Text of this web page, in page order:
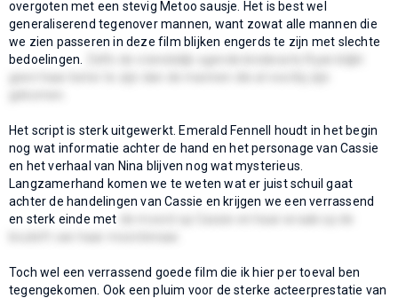
overgoten met een stevig Metoo sausje. Het is best wel
generaliserend tegenover mannen, want zowat alle mannen die
we zien passeren in deze film blijken engerds te zijn met slechte
bedoelingen.
Het script is sterk uitgewerkt. Emerald Fennell houdt in het begin
nog wat informatie achter de hand en het personage van Cassie
en het verhaal van Nina blijven nog wat mysterieus.
Langzamerhand komen we te weten wat er juist schuil gaat
achter de handelingen van Cassie en krijgen we een verrassend
en sterk einde met
Toch wel een verrassend goede film die ik hier per toeval ben
tegengekomen. Ook een pluim voor de sterke acteerprestatie van